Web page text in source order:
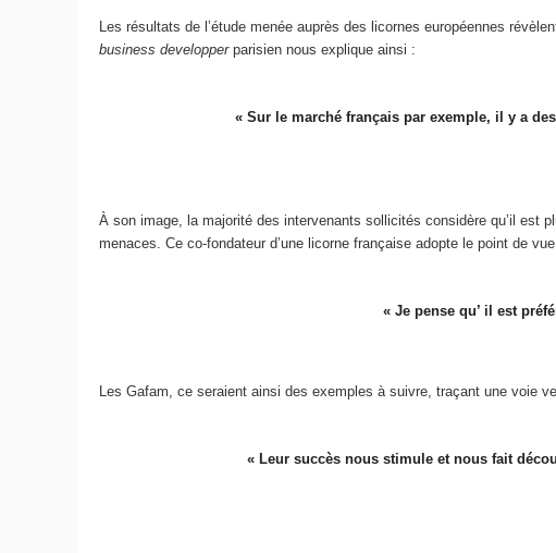
Les résultats de l’étude menée auprès des licornes européennes
business developperparisien nous explique ainsi :
« Sur le marché français par exemple, il y a
À son image, la majorité des intervenants sollicités considère qu’il est
menaces. Ce co-fondateur d’une licorne française adopte le point de
« Je pense qu’ il est
Les Gafam, ce seraient ainsi des exemples à suivre, traçant une voie
« Leur succès nous stimule et nous fait